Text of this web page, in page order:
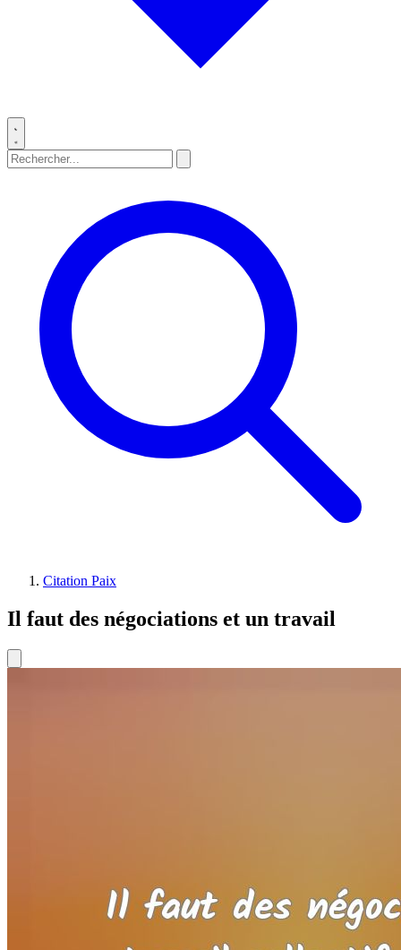
Citation Paix
Il faut des négociations et un travail